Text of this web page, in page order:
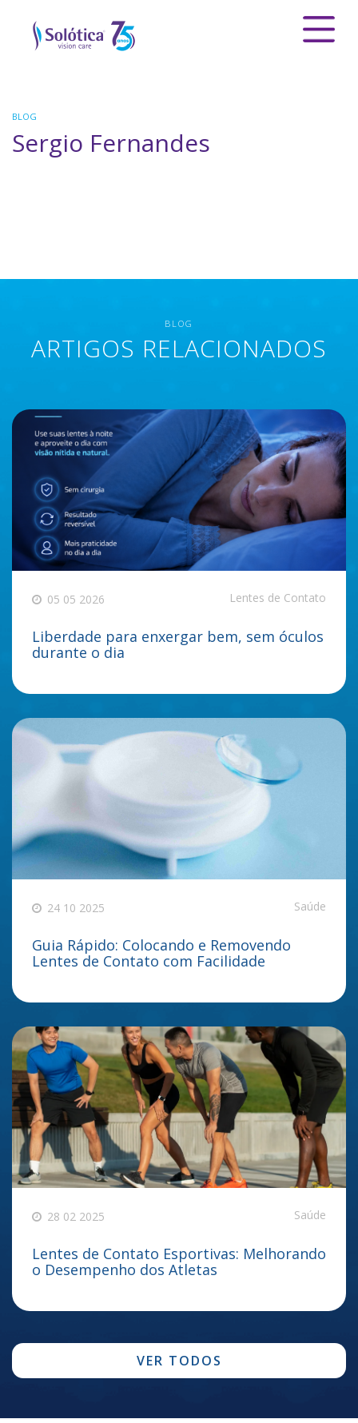
BLOG
Sergio Fernandes
BLOG
ARTIGOS RELACIONADOS
05 05 2026 Lentes de Contato
Liberdade para enxergar bem, sem óculos
durante o dia
24 10 2025 Saúde
Guia Rápido: Colocando e Removendo
Lentes de Contato com Facilidade
28 02 2025 Saúde
Lentes de Contato Esportivas: Melhorando
o Desempenho dos Atletas
VER TODOS